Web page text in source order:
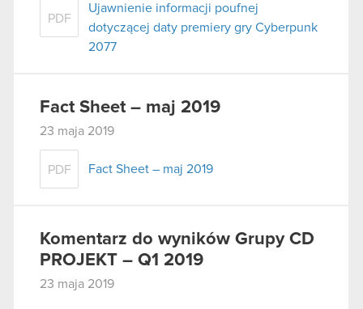
PDF
Ujawnienie informacji poufnej
dotyczącej daty premiery gry Cyberpunk
2077
Fact Sheet – maj 2019
23 maja 2019
PDF Fact Sheet – maj 2019
Komentarz do wyników Grupy CD
PROJEKT – Q1 2019
23 maja 2019